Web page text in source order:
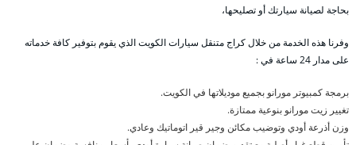
بحاجة لصيانة سيارتك أو تصليحها،
وفرنا هذه الخدمة من خلال كراج متنقل سيارات الكويت الذي يقوم بتوفير كافة خدماته
على مدار 24 ساعة في :
برمجة كمبيوتر مورانو بجميع موديلاتها في الكويت.
تغيير زيت مورانو بنوعية ممتازة.
وزن أذرعة أودي وتوضيب مكائن وجير قير اتوماتيك وعادي.